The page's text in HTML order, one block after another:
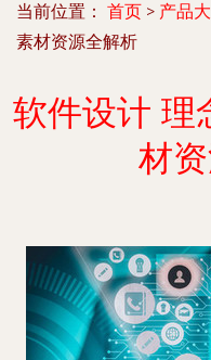
当前位置： 首页 > 产品
素材资源全解析
软件设计 理
材